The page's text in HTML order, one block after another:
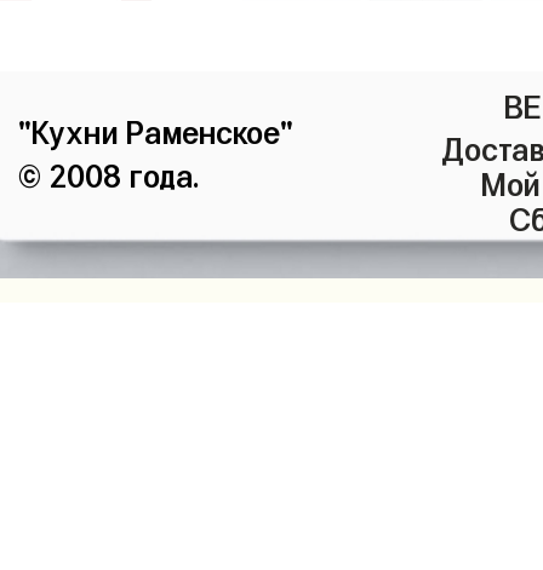
"Кухни Раменское"
© 2008 года.